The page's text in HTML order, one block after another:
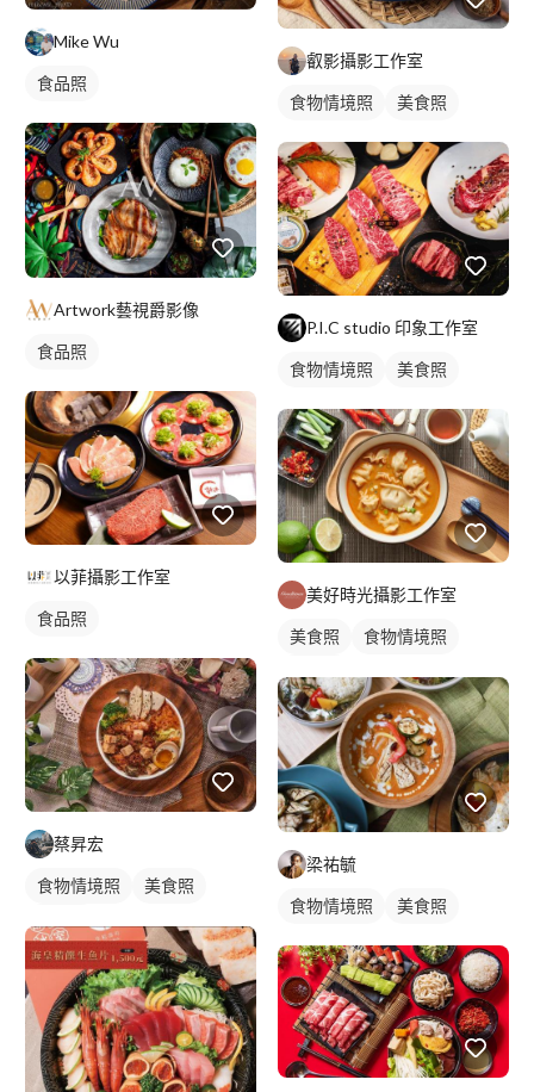
Mike Wu
食品照
Artwork藝視爵影像
食品照
以菲攝影工作室
食品照
蔡昇宏
食物情境照
美食照
叡影攝影工作室
食物情境照 美食照
P.I.C studio 印象工作室
食物情境照 美食照
美好時光攝影工作室
美食照
食物情境照
梁祐毓
食物情境照 美食照